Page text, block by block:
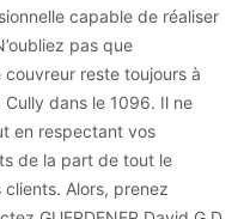
capable de réaliser
pas que
couvreur reste toujours à
dans le 1096. Il ne
en respectant vos
de la part de tout le
Alors, prenez